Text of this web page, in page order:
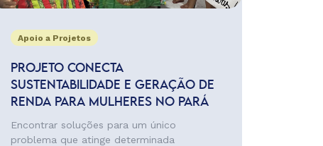
Apoio a Projetos
PROJETO CONECTA
SUSTENTABILIDADE E GERAÇÃO DE
RENDA PARA MULHERES NO PARÁ
Encontrar soluções para um único
problema que atinge determinada